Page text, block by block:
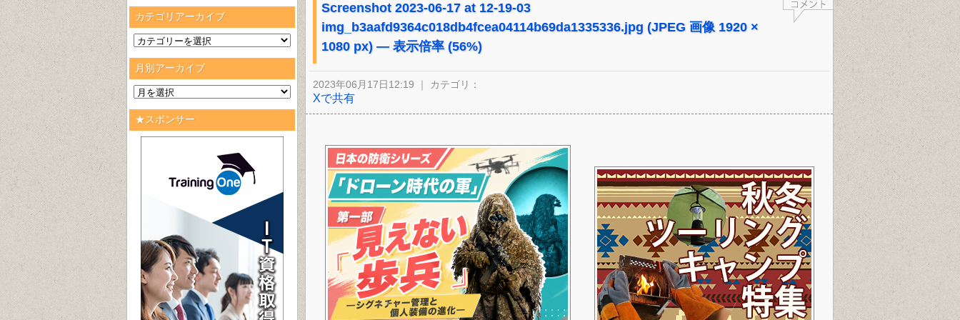
カテゴリアーカイブ
月別アーカイブ
★スポンサー
Screenshot 2023-06-17 at 12-19-03
img_b3aafd9364c018db4fcea04114b69da1335336.jpg (JPEG 画像 1920 ×
1080 px) — 表示倍率 (56%)
2023年06月17日12:19 ｜ カテゴリ：
Xで共有